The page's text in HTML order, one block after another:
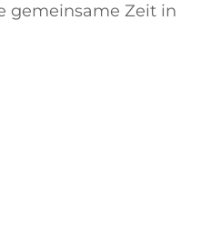
gemeinsame Zeit in